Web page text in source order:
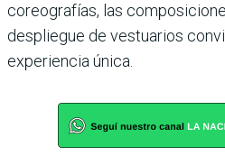
coreo­grafías, las
despliegue de vestuarios
experiencia única.